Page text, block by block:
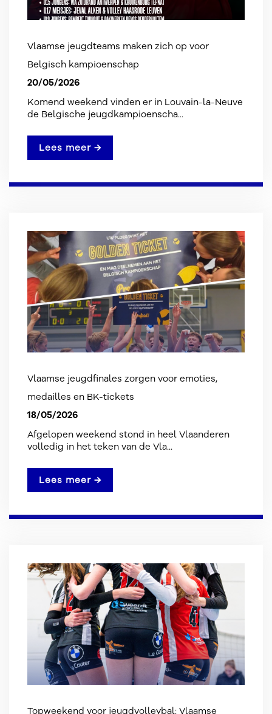
Vlaamse jeugdteams maken zich op voor
Belgisch kampioenschap
20/05/2026
Komend weekend vinden er in Louvain-la-Neuve
de Belgische jeugdkampioenscha...
Lees meer →
Vlaamse jeugdfinales zorgen voor emoties,
medailles en BK-tickets
18/05/2026
Afgelopen weekend stond in heel Vlaanderen
volledig in het teken van de Vla...
Lees meer →
Topweekend voor jeugdvolleybal: Vlaamse